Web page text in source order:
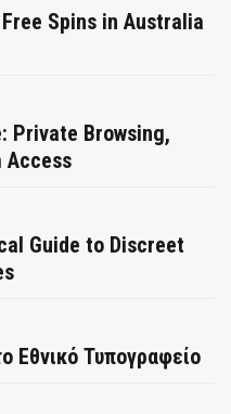
Spins in Australia
Private Browsing,
Access
Guide to Discreet
Εθνικό Τυπογραφείο